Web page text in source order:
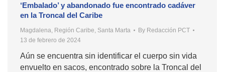
‘Embalado’ y abandonado fue encontrado cadáver
en la Troncal del Caribe
Magdalena Región Caribe Santa Marta By Redacción PCT
13 de febrero de 2024
Aún se encuentra sin identificar el cuerpo sin vida
envuelto en sacos, encontrado sobre la Troncal del